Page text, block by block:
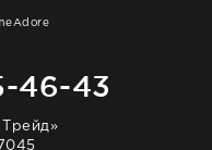
46-43